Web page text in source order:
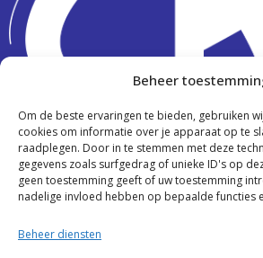
Beheer
Om de beste ervaringen te bieden, gebruiken
cookies om informatie over je apparaat op te
raadplegen. Door in te stemmen met deze
gegevens zoals surfgedrag of unieke ID's op
geen toestemming geeft of uw toestemming
nadelige invloed hebben op bepaalde functies
Beheer diensten
Activiteiten
Over ons
Contact